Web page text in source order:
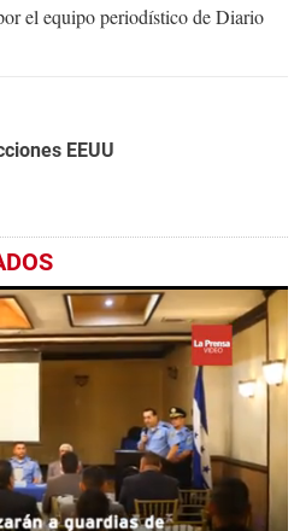
el equipo periodístico de Diario
EEUU